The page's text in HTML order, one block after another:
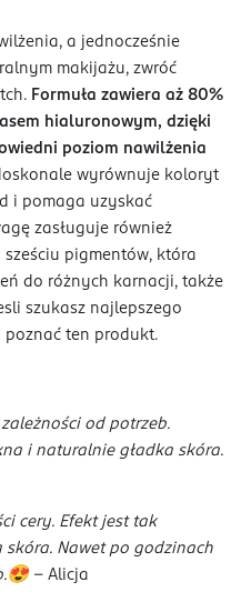
a jednocześnie
makijażu, zwróć
Formuła zawiera aż 80%
hialuronowym, dzięki
poziom nawilżenia
wyrównuje koloryt
i pomaga uzyskać
zasługuje również
pigmentów, która
do różnych karnacji, także
szukasz najlepszego
poznać ten produkt.
od potrzeb.
i naturalnie gładka skóra.
cery. Efekt jest tak
Nawet po godzinach
- Alicja